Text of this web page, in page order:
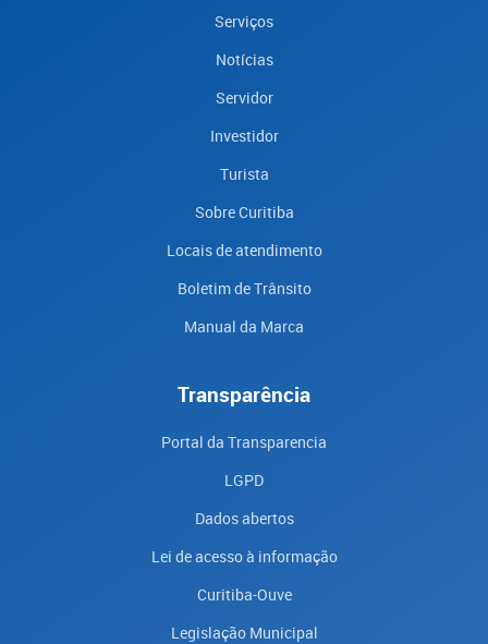
Serviços
Notícias
Servidor
Investidor
Turista
Sobre Curitiba
Locais de atendimento
Boletim de Trânsito
Manual da Marca
Transparência
Portal da Transparencia
LGPD
Dados abertos
Lei de acesso à informação
Curitiba-Ouve
Legislação Municipal